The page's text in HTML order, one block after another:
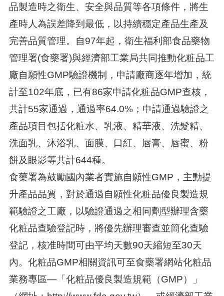
品製造時之衛生、安全與品質等各項條件，將生
產時人為誤差降到最低，以持續穩定產品生產及
完善品質管理。自97年起，衛生福利部食品藥物
管理署(食藥署)與經濟部工業局共同推動化粧品工
廠自願性GMP驗證機制，申請廠商逐年增加，統
計至102年底，已有86家申請化粧品GMP查核，
共計55家通過，通過率64.0%；申請通過驗證之
產品項目包括化粧水、乳液、精華液、洗髮精、
洗面乳、沐浴乳、面膜、口紅、唇膏、唇蜜、粉
餅及眼影等共計644種。
食藥署為鼓勵國內業者實施自願性GMP，主動提
升產品品質，對於通過自願性化粧品優良製造規
範驗證之工廠，以驗證通過之相同劑型辦理含藥
化粧品查驗登記時，將優先辦理審查並簡化查驗
登記，核准時間可由平均天數90天縮短至30天
內。化粧品GMP相關資訊可至食藥署網站化粧品
業務專區—「化粧品優良製造規範（GMP）」